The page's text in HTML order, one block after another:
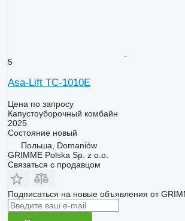
5
Asa-Lift TC-1010E
Цена по запросу
Капустоуборочный комбайн
2025
Состояниеновый
Польша, Domaniów
GRIMME Polska Sp. z o.o.
Связаться с продавцом
Подписаться на новые объявления от